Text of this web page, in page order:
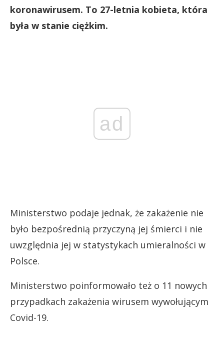
koronawirusem. To 27-letnia kobieta, która
była w stanie ciężkim.
ad
Ministerstwo podaje jednak, że zakażenie nie
było bezpośrednią przyczyną jej śmierci i nie
uwzględnia jej w statystykach umieralności w
Polsce.
Ministerstwo poinformowało też o 11 nowych
przypadkach zakażenia wirusem wywołującym
Covid-19.